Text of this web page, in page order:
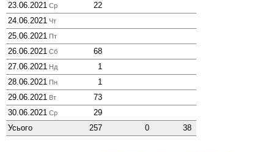
23.06.2021 Ср
22
24.06.2021 Чт
25.06.2021 Пт
26.06.2021 Сб
68
27.06.2021 Нд
1
28.06.2021 Пн
1
29.06.2021 Вт
73
30.06.2021 Ср
29
Усього
257 0 38